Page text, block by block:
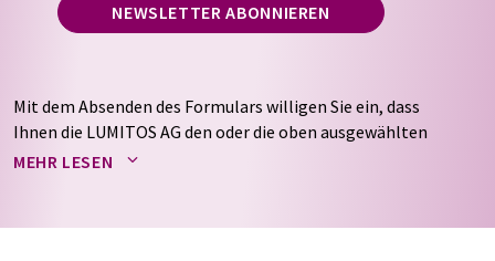
NEWSLETTER ABONNIEREN
Mit dem Absenden des Formulars willigen Sie ein, dass
Ihnen die LUMITOS AG den oder die oben ausgewählten
Newsletter per E-Mail zusendet. Ihre Daten werden
auf Basis unsererDatenschutzerklärung. LUMITOS darf
MEHR LESEN